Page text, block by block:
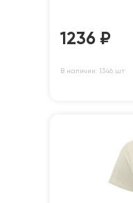
1236 ₽
В наличии: 1346 шт